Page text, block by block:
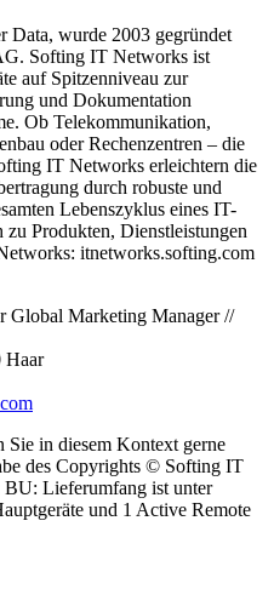
Data, wurde 2003 gegründet
Softing IT Networks ist
auf Spitzenniveau zur
und Dokumentation
Ob Telekommunikation,
oder Rechenzentren – die
IT Networks erleichtern die
durch robuste und
Lebenszyklus eines IT-
Produkten, Dienstleistungen
itnetworks.softing.com
Global Marketing Manager //
Haar
in diesem Kontext gerne
des Copyrights © Softing IT
Lieferumfang ist unter
und 1 Active Remote